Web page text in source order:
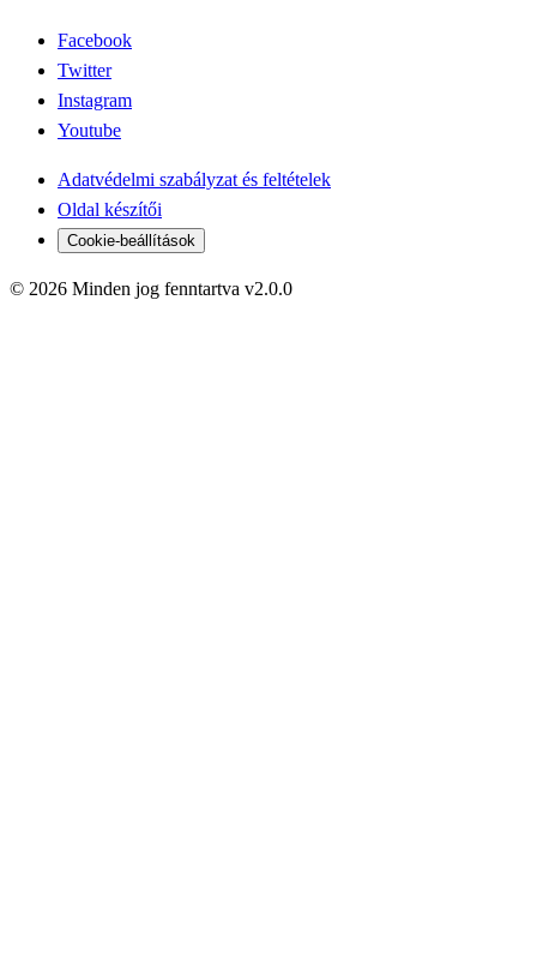
Facebook
Twitter
Instagram
Youtube
Adatvédelmi szabályzat és feltételek
Oldal készítői
Cookie-beállítások
© 2026 Minden jog fenntartva v2.0.0